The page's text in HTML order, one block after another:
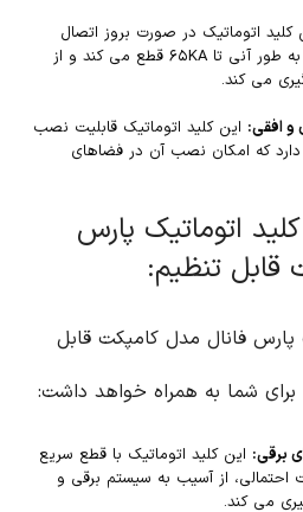
کلید اتوماتیک در صورت بروز اتصال
کوتاه، جریان را به سرعت و به طور آنی تا ۶۵KA قطع می کند و از
می کند.
افقی: این کلید اتوماتیک قابلیت نصب
که امکان نصب آن در فضاهای
اتوماتیک پارس
قابل تنظیم:
پارس فانال مدل کامپکت قابل
برای شما به همراه خواهد داشت:
برقی: این کلید اتوماتیک با قطع سریع
احتمالی، از آسیب به سیستم برقی و
می کند.